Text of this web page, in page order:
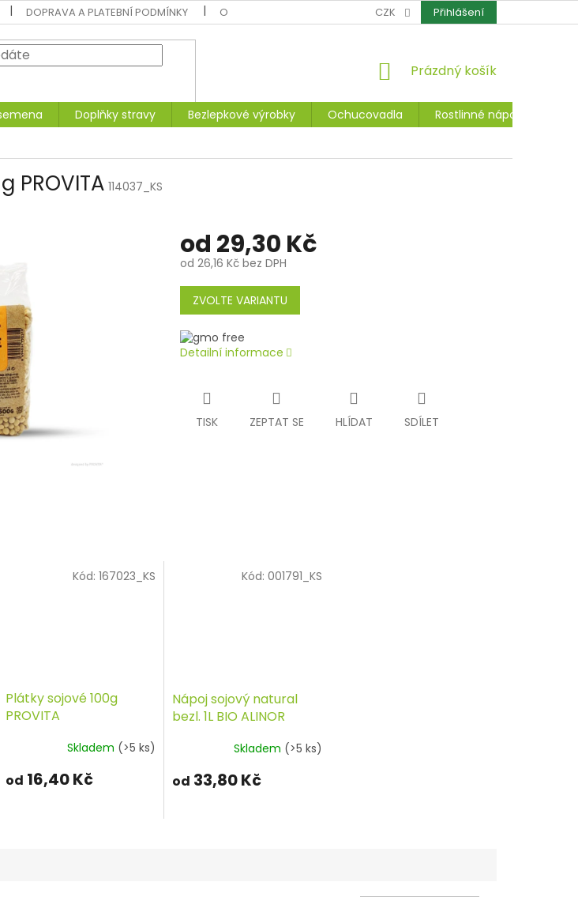
DOPRAVA A PLATEBNÍ PODMÍNKY OCHRANA OSOBNÍCH ÚDAJŮ CERTIFIKÁTY
CZK Přihlášení
NÁKUPNÍ
Prázdný košík
Doplňky stravy Bezlepkové výrobky Ochucovadla
Rostlinné nápoje, dezerty
PROVITA 114037_KS
od 29,30 Kč
od 26,16 Kčbez DPH
Měrná
cena:
ZVOLTE VARIANTU
Detailní informace
TISK ZEPTAT SE HLÍDAT SDÍLET
Plátky sojové 100g
PROVITA
Skladem (>5 ks)
od 16,40 Kč
Kód: 167023_KS
Nápoj sojový natural
bezl. 1L BIO ALINOR
Skladem (>5 ks)
od 33,80 Kč
Kód:001791_KS